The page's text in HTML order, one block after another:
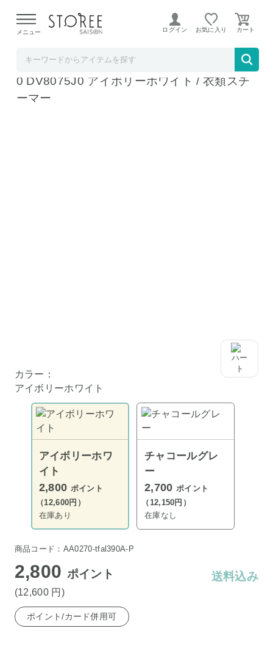
よる配送遅延が発生しております。
メニュー ログイン お気に入り
ティファール T-fal スチーム ラフレ DV8070J
0 DV8075J0 アイボリーホワイト / 衣類スチ
ーマー
カラー：
アイボリーホワイト
アイボリーホワ
イト
2,800 ポイント
（12,600円）
在庫あり
チャコールグレ
ー
2,700 ポイント
（12,150円）
在庫なし
商品コード：AA0270-tfal390A-P
2,800 ポイント
(12,600 円 )
送料込み
ポイント/カード併用可